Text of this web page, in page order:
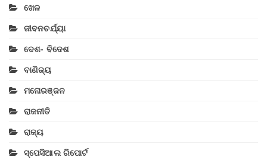
ଖେଳ
ଜୀବନଚର୍ଯ୍ୟା
ଦେଶ- ବିଦେଶ
ବାଣିଜ୍ୟ
ମନୋରଞ୍ଜନ
ରାଜନୀତି
ରାଜ୍ୟ
ସ୍ପେସିଆଲ ରିପୋର୍ଟ